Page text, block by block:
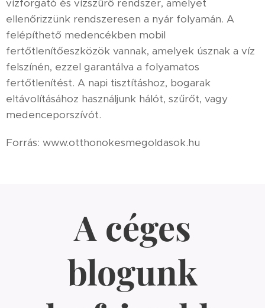
vízforgató és vízszűrő rendszer, amelyet
ellenőrizzünk rendszeresen a nyár folyamán. A
felépíthető medencékben mobil
fertőtlenítőeszközök vannak, amelyek úsznak a víz
felszínén, ezzel garantálva a folyamatos
fertőtlenítést. A napi tisztításhoz, bogarak
eltávolításához használjunk hálót, szűrőt, vagy
medenceporszívót.
Forrás: www.otthonokesmegoldasok.hu
A céges
blogunk